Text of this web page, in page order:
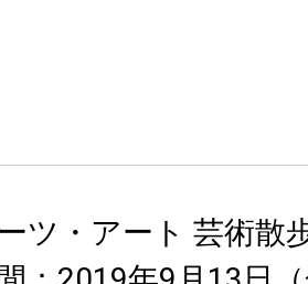
ツ・アート 芸術散